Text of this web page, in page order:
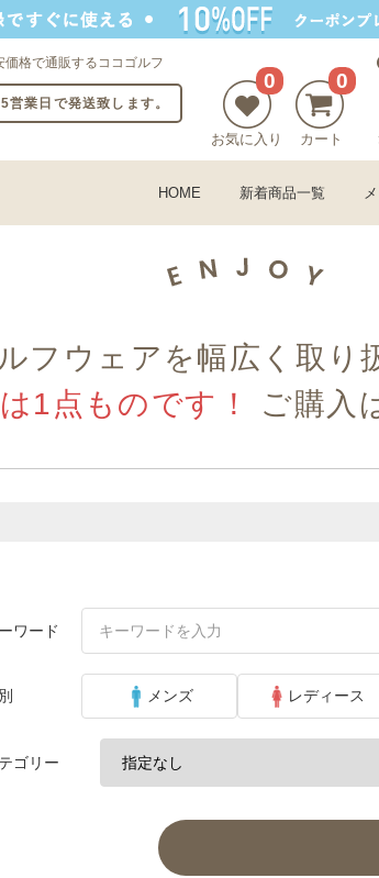
格で通販するココゴルフ
営業日で発送致します。
0
お気に入り
0
カート
HOME 新着商品一覧
フウェアを幅広く取り
1点ものです！ ご購入
ワード
メンズ レディース
ゴリー